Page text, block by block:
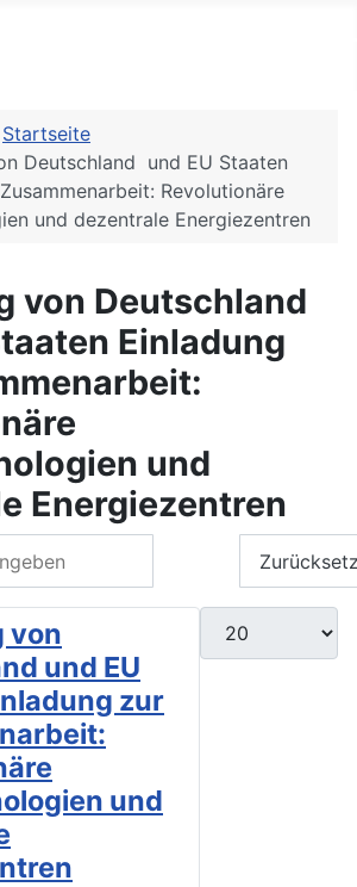
Startseite
Deutschland und EU Staaten
Revolutionäre
und dezentrale Energiezentren
von Deutschland
Einladung
und
Energiezentren
Anzeige #
von
und EU
zur
und